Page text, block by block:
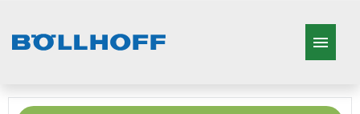
Deutsch Englisch Französisch